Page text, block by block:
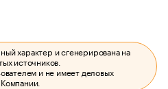
характер и сгенерирована на
источников.
и не имеет деловых